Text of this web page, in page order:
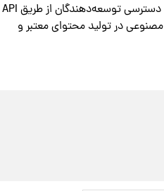
بر این اساس، دسترسی عمومی به این مدل از طریق AI Studio متوقف شده، اما دسترسی توسعه‌دهندگان از طریق API
در تولید محتوای معتبر و